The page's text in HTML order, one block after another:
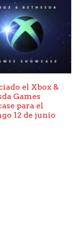
el Xbox &
Games
para el
12 de junio